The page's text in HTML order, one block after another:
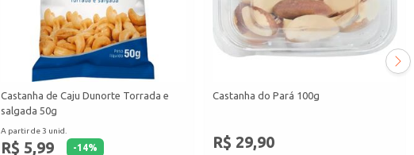
Castanha de Caju Dunorte Torrada e
salgada 50g
A partir de 3 unid.
R$ 5,99 -14%
Castanha do Pará 100g
R$ 29,90